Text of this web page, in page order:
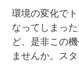
環境の変化で
なってしまっ
ど、是非この
ませんか。ス